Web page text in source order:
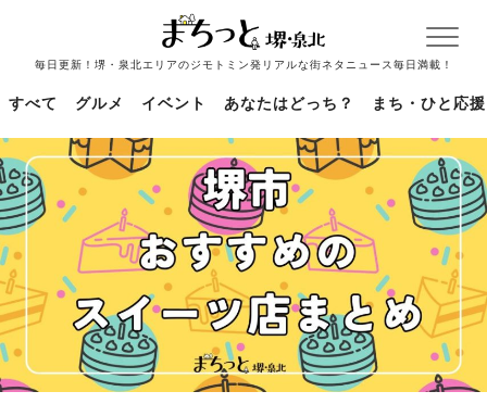
毎日更新！堺・泉北エリアのジモトミン発リアルな街ネタニュース毎日満載！
すべて グルメ イベント あなたはどっち？ まち・ひと応援